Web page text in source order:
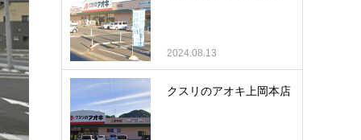
2024.08.13
クスリのアオキ上岡本店